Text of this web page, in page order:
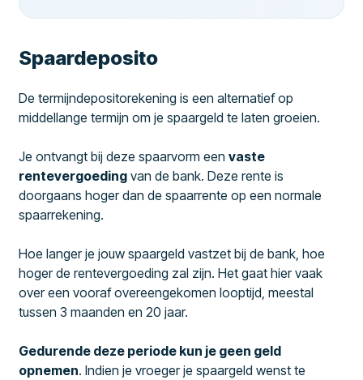
Spaardeposito
De termijndepositorekening is een alternatief op
middellange termijn om je spaargeld te laten groeien.
Je ontvangt bij deze spaarvorm eenvaste
rentevergoeding van de bank. Deze rente is
doorgaans hoger dan de spaarrente op een normale
spaarrekening.
Hoe langer je jouw spaargeld vastzet bij de bank, hoe
hoger de rentevergoeding zal zijn. Het gaat hier vaak
over een vooraf overeengekomen looptijd, meestal
tussen 3 maanden en 20 jaar.
Gedurende deze periode kun je geen geld
opnemen. Indien je vroeger je spaargeld wenst te